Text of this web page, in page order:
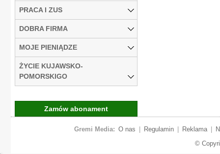
PRACA I ZUS
DOBRA FIRMA
MOJE PIENIĄDZE
ŻYCIE KUJAWSKO-
POMORSKIGO
Zamów abonament
Gremi Media: O nas Regulamin Reklama
©